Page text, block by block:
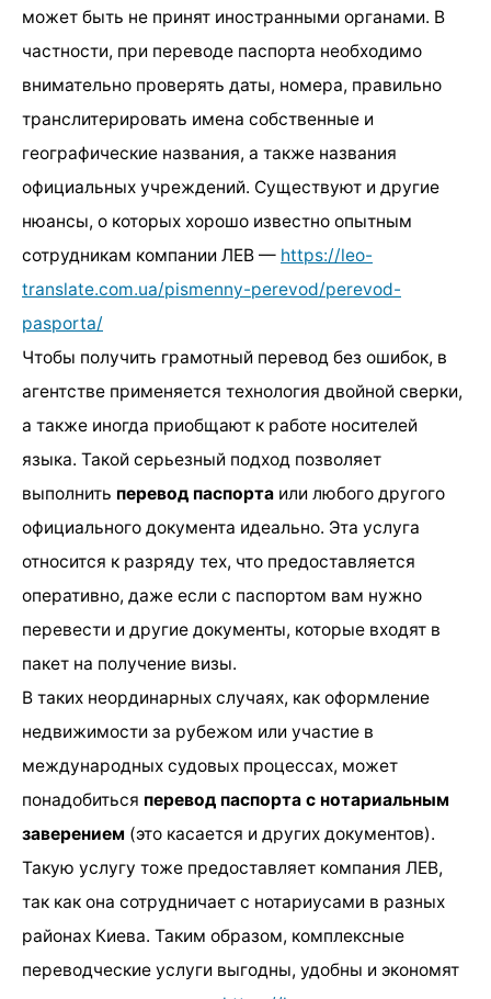
может быть не принят иностранными органами. В
частности, при переводе паспорта необходимо
внимательно проверять даты, номера, правильно
транслитерировать имена собственные и
географические названия, а также названия
официальных учреждений. Существуют и другие
нюансы, о которых хорошо известно опытным
сотрудникам компании ЛЕВ — https://leo-
translate.com.ua/pismenny-perevod/perevod-
pasporta/
Чтобы получить грамотный перевод без ошибок, в
агентстве применяется технология двойной сверки,
а также иногда приобщают к работе носителей
языка. Такой серьезный подход позволяет
выполнить перевод паспорта или любого другого
официального документа идеально. Эта услуга
относится к разряду тех, что предоставляется
оперативно, даже если с паспортом вам нужно
перевести и другие документы, которые входят в
пакет на получение визы.
В таких неординарных случаях, как оформление
недвижимости за рубежом или участие в
международных судовых процессах, может
понадобиться перевод паспорта с нотариальным
заверением (это касается и других документов).
Такую услугу тоже предоставляет компания ЛЕВ,
так как она сотрудничает с нотариусами в разных
районах Киева. Таким образом, комплексные
переводческие услуги выгодны, удобны и экономят